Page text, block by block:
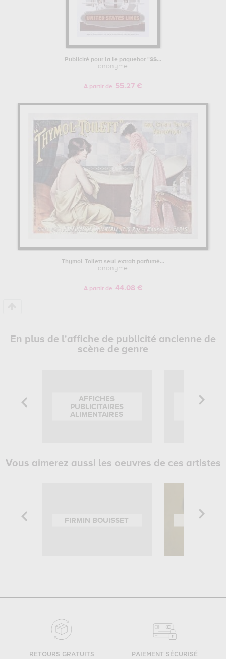
Publicité pour la le paquebot "SS...
anonyme
A partir de 55.27 €
Thymol-Toilett seul extrait parfumé...
anonyme
A partir de 44.08 €
En plus de l'affiche de publicité ancienne de
scène de genre
AFFICHES
PUBLICITAIRES
ALIMENTAIRES
Vous aimerez aussi les oeuvres de ces artistes
FIRMIN BOUISSET FÉLIX
RETOURS GRATUITS PAIEMENT SÉCURISÉ